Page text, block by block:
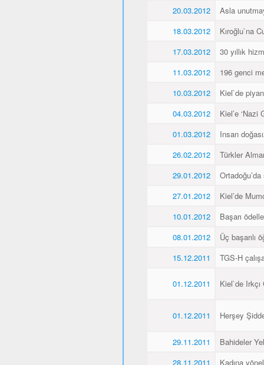
20.03.2012
Asla
18.03.2012
Kıroğlu`na
17.03.2012
30 yıllık
11.03.2012
196 genci
10.03.2012
Kiel`de
04.03.2012
Kiel’e ‘Nazi
01.03.2012
Insan
26.02.2012
Türkler
29.01.2012
27.01.2012
Kiel’de
10.01.2012
Başarı
08.01.2012
Üç başarılı
15.12.2011
TGS-H
01.12.2011 Kiel`de Irkçı
01.12.2011 Herşey
29.11.2011
Bahideler
28.11.2011
Kadına